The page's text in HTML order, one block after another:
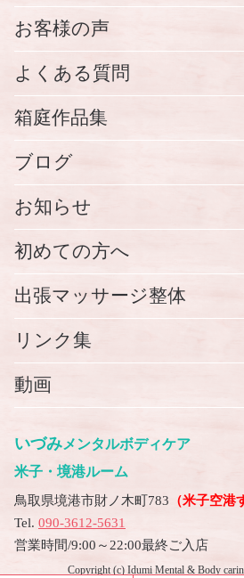
いづみメンタルボディケア
米子・境港ルーム
鳥取県境港市財ノ木町783 （米子空港
Tel. 090-3612-5631
営業時間/9:00～22:00最終ご入店
お客様の声
よくある質問
箱庭作品集
ブログ
お知らせ
初めての方へ
出張マッサージ整体
リンク集
動画
Copyright (c) Idumi Mental & Body